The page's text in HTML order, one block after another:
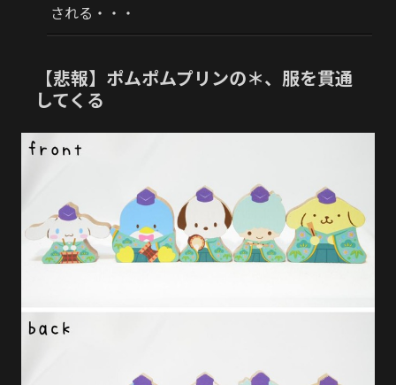
される・・・
【悲報】ポムポムプリンの＊、服を貫通
してくる